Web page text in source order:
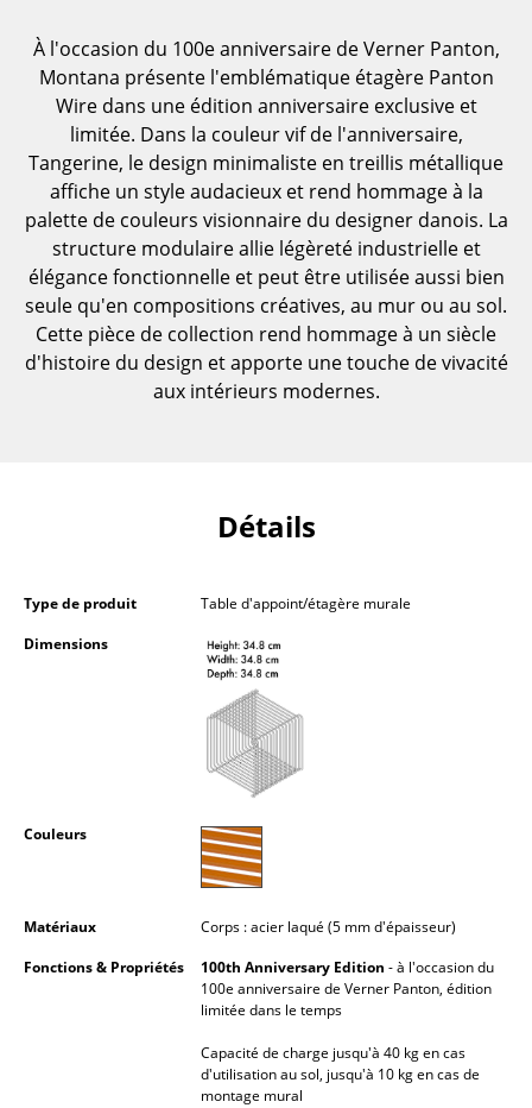
Tables hautes & Pupitres
Tables enfants
Table de jardin
Chariots & Dessertes
Pièces détachées
... voir toutes les tables
Rangements
Étagères & Armoires
Buffets & Commodes
Meubles TV
Caissons roulants et Meubles d’appoint
Pièces détachées
... voir tous les rangements
Luminaires
Suspensions & Plafonniers
Lampes de bureau
À l'occasion du 100e anniversaire de Verner Panton,
Montana présente l'emblématique étagère Panton
Wire dans une édition anniversaire exclusive et
limitée. Dans la couleur vif de l'anniversaire,
Tangerine, le design minimaliste en treillis métallique
affiche un style audacieux et rend hommage à la
palette de couleurs visionnaire du designer danois. La
structure modulaire allie légèreté industrielle et
élégance fonctionnelle et peut être utilisée aussi bien
seule qu'en compositions créatives, au mur ou au sol.
Cette pièce de collection rend hommage à un siècle
d'histoire du design et apporte une touche de vivacité
aux intérieurs modernes.
Détails
Type de produit
Table d'appoint/étagère murale
Dimensions
Couleurs
Matériaux
Corps : acier laqué (5 mm d'épaisseur)
Fonctions & Propriétés
100th Anniversary Edition - à l'occasion du
100e anniversaire de Verner Panton, édition
limitée dans le temps
Capacité de charge jusqu'à 40 kg en cas
d'utilisation au sol, jusqu'à 10 kg en cas de
montage mural